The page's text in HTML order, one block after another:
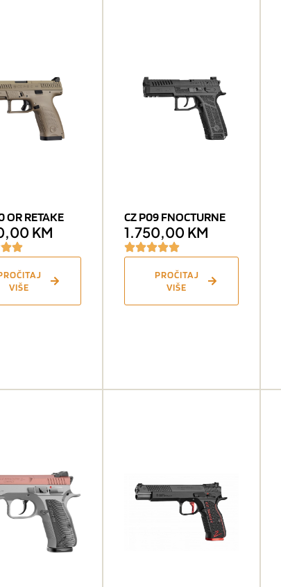
OR RETAKE
KM
VIŠE
CZ P09 FNOCTURNE
1.750,00 KM
PROČITAJ
VIŠE